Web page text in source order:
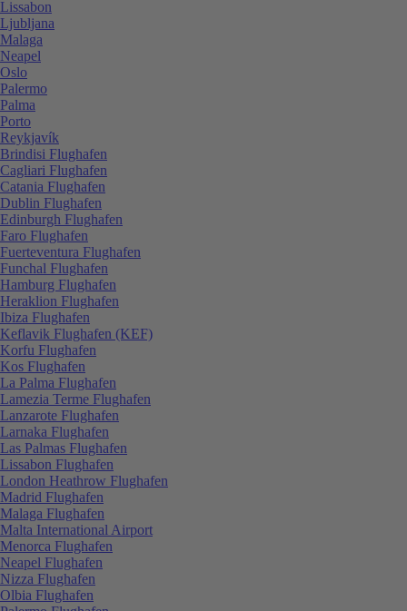
Lissabon
Ljubljana
Malaga
Neapel
Oslo
Palermo
Palma
Porto
Reykjavík
Brindisi Flughafen
Cagliari Flughafen
Catania Flughafen
Dublin Flughafen
Edinburgh Flughafen
Faro Flughafen
Fuerteventura Flughafen
Funchal Flughafen
Hamburg Flughafen
Heraklion Flughafen
Ibiza Flughafen
Keflavik Flughafen (KEF)
Korfu Flughafen
Kos Flughafen
La Palma Flughafen
Lamezia Terme Flughafen
Lanzarote Flughafen
Larnaka Flughafen
Las Palmas Flughafen
Lissabon Flughafen
London Heathrow Flughafen
Madrid Flughafen
Malaga Flughafen
Malta International Airport
Menorca Flughafen
Neapel Flughafen
Nizza Flughafen
Olbia Flughafen